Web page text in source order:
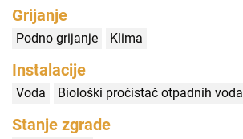
Grijanje
Podno grijanje Klima
Instalacije
Voda Biološki pročistač otpadnih voda
Stanje zgrade